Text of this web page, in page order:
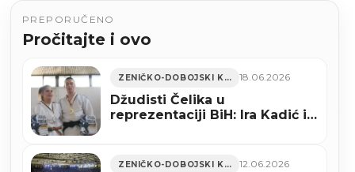
PREPORUČENO
Pročitajte i ovo
ZENIČKO-DOBOJSKI KANTON 18.06.2026
Džudisti Čelika u
reprezentaciji BiH: Ira Kadić i
Bukurešt
ZENIČKO-DOBOJSKI KANTON 12.06.2026